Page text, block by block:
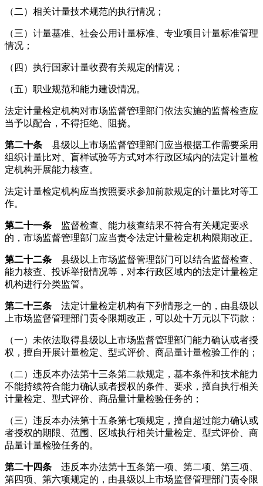
（二）相关计量技术规范的执行情况；
（三）计量基准、社会公用计量标准、专业项目计量标准管理
情况；
（四）执行国家计量收费有关规定的情况；
（五）职业规范和能力建设情况。
法定计量检定机构对市场监督管理部门依法实施的监督检查应
当予以配合，不得拒绝、阻挠。
第二十条 县级以上市场监督管理部门应当根据工作需要采用
组织计量比对、盲样试验等方式对本行政区域内的法定计量检
定机构开展能力核查。
法定计量检定机构应当按照要求参加前款规定的计量比对等工
作。
第二十一条 监督检查、能力核查结果不符合有关规定要求
的，市场监督管理部门应当责令法定计量检定机构限期改正。
第二十二条 县级以上市场监督管理部门可以结合监督检查、
能力核查、投诉举报情况等，对本行政区域内的法定计量检定
机构进行分类监管。
第二十三条 法定计量检定机构有下列情形之一的，由县级以
上市场监督管理部门责令限期改正，可以处十万元以下罚款：
（一）未依法取得县级以上市场监督管理部门能力确认或者授
权，擅自开展计量检定、型式评价、商品量计量检验工作的；
（二）违反本办法第十三条第二款规定，基本条件和技术能力
不能持续符合能力确认或者授权的条件、要求，擅自执行相关
计量检定、型式评价、商品量计量检验任务的；
（三）违反本办法第十五条第七项规定，擅自超过能力确认或
者授权的期限、范围、区域执行相关计量检定、型式评价、商
品量计量检验任务的。
第二十四条 违反本办法第十五条第一项、第二项、第三项、
第四项、第六项规定的，由县级以上市场监督管理部门责令限